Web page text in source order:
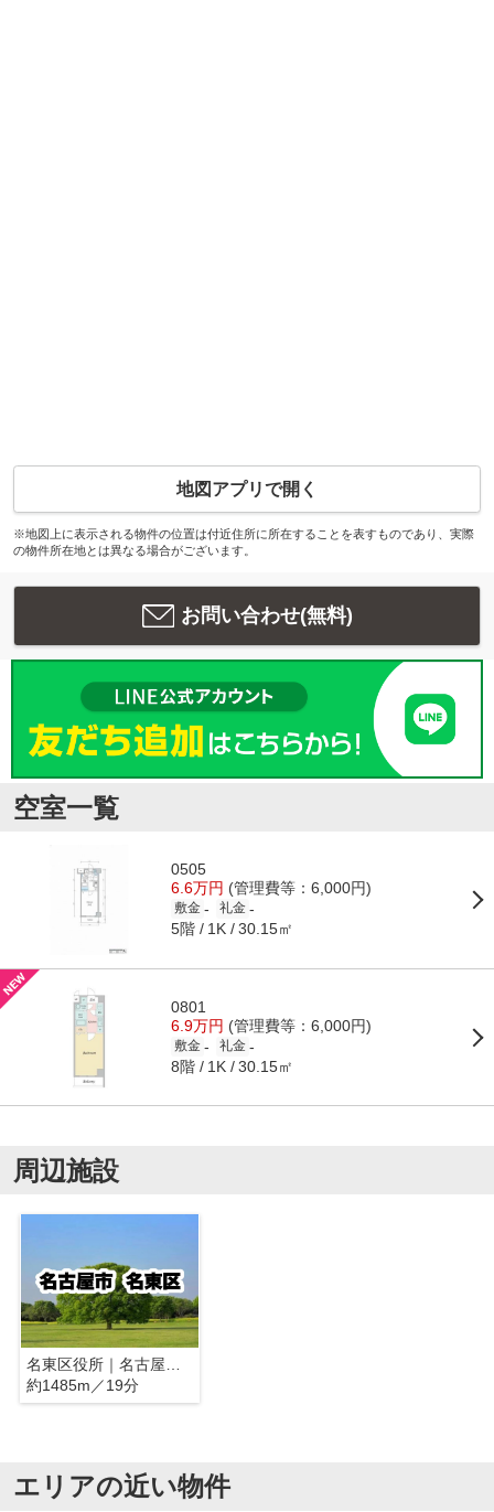
地図アプリで開く
※地図上に表示される物件の位置は付近住所に所在することを表すものであり、実際
の物件所在地とは異なる場合がございます。
お問い合わせ(無料)
空室一覧
0505
6.6万円 (管理費等：6,000円)
敷金 - 礼金 -
5階 1K 30.15㎡
0801
6.9万円 (管理費等：6,000円)
敷金 - 礼金 -
8階 1K 30.15㎡
周辺施設
約1485m／19分
エリアの近い物件